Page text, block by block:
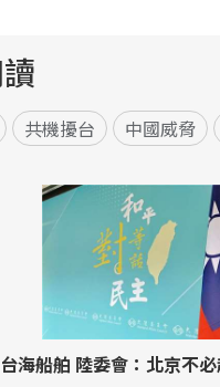
共機擾台 中國威脅
海船舶 陸委會：北京不